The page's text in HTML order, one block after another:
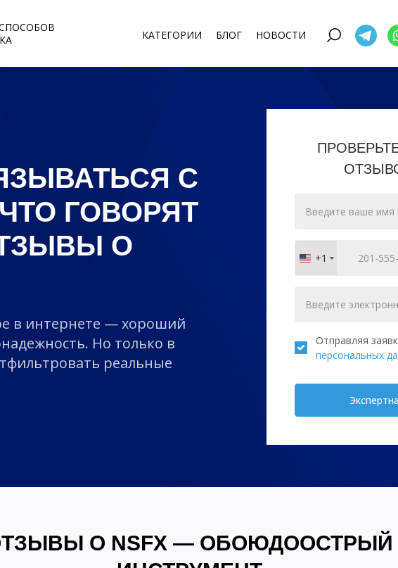
КАТЕГОРИИ БЛОГ НОВОСТИ
С
ГОВОРЯТ
О
в интернете — хороший
Но только в
реальные
United
States
+1
Отправляя
персональных
О NSFX — ОБОЮДООСТРЫЙ